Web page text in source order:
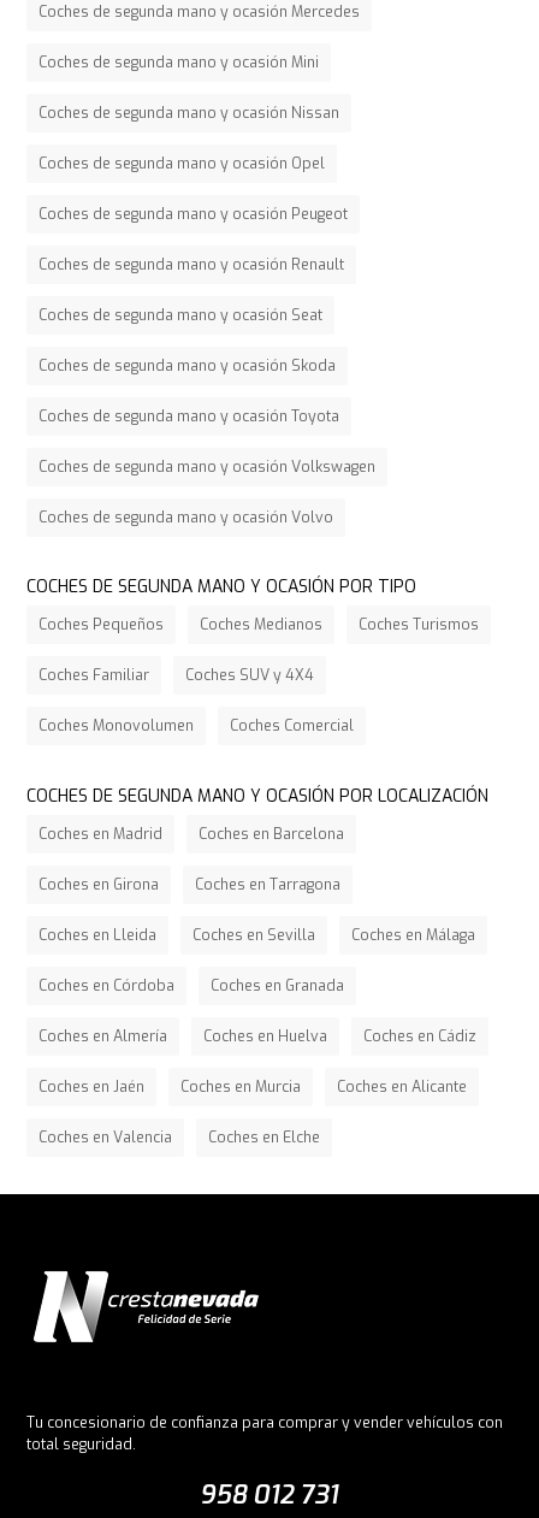
Coches de segunda mano y ocasión Mercedes
Coches de segunda mano y ocasión Mini
Coches de segunda mano y ocasión Nissan
Coches de segunda mano y ocasión Opel
Coches de segunda mano y ocasión Peugeot
Coches de segunda mano y ocasión Renault
Coches de segunda mano y ocasión Seat
Coches de segunda mano y ocasión Skoda
Coches de segunda mano y ocasión Toyota
Coches de segunda mano y ocasión Volkswagen
Coches de segunda mano y ocasión Volvo
COCHES DE SEGUNDA MANO Y OCASIÓN POR TIPO
Coches Pequeños Coches Medianos Coches Turismos
Coches Familiar Coches SUV y 4X4
Coches Monovolumen Coches Comercial
COCHES DE SEGUNDA MANO Y OCASIÓN POR LOCALIZACIÓN
Coches en Madrid Coches en Barcelona
Coches en Girona Coches en Tarragona
Coches en Lleida Coches en Sevilla Coches en Málaga
Coches en Córdoba Coches en Granada
Coches en Almería Coches en Huelva Coches en Cádiz
Coches en Jaén Coches en Murcia Coches en Alicante
Coches en Valencia Coches en Elche
Tu concesionario de confianza para comprar y vender vehículos con
total seguridad.
958 012 731